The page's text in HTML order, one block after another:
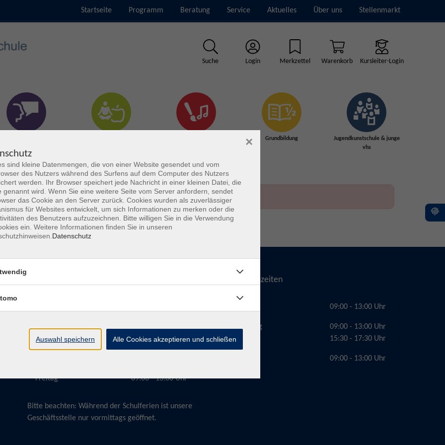
Startseite Programm Beratung Service Aktuelles Über uns Stellenmarkt
Suche Login Merkzettel Warenkorb Kursleiter-Login
Grundbildung
Jugendkunstschule & junge
vhs
Dienstag
Freitag
15:30 - 17:30 Uhr
09:00 - 13:00 Uhr
Bitte beachten: Während der Schulferien ist unsere
Geschäftsstelle nur vormittags geöffnet.
Telefonzeiten
Dienstag
09:00 - 13:00 Uhr
09:00 - 13:00 Uhr
15:30 - 17:30 Uhr
09:00 - 13:00 Uhr
sind kleine Datenmengen, die von einer Website gesendet und vom
des Nutzers während des Surfens auf dem Computer des Nutzers
werden. Ihr Browser speichert jede Nachricht in einer kleinen Datei, die
genannt wird. Wenn Sie eine weitere Seite vom Server anfordern, sendet
das Cookie an den Server zurück. Cookies wurden als zuverlässiger
für Websites entwickelt, um sich Informationen zu merken oder die
des Benutzers aufzuzeichnen. Bitte willigen Sie in die Verwendung
ein. Weitere Informationen finden Sie in unseren
Datenschutz
×
Auswahl speichern Alle Cookies akzeptieren und schließen